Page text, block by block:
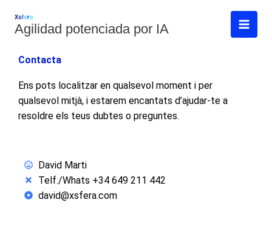
contingut
Agilidad potenciada por IA
Contacta
Ens pots localitzar en qualsevol moment i per
qualsevol mitjà, i estarem encantats d’ajudar-te a
resoldre els teus dubtes o preguntes.
David Marti
Telf./Whats +34 649 211 442
david@xsfera.com